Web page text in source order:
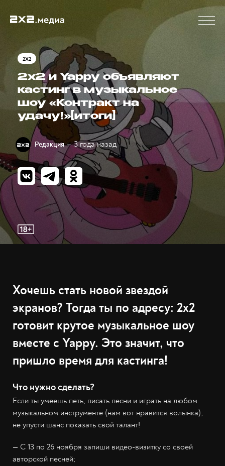
2X2
2х2 и Yappy объявляют
кастинг в музыкальное
шоу «Контракт на
удачу!»[итоги]
Редакция — 3 года назад
Хочешь стать новой звездой
экранов? Тогда ты по адресу: 2х2
готовит крутое музыкальное шоу
вместе с Yappy. Это значит, что
пришло время для кастинга!
Что нужно сделать?
Если ты умеешь петь, писать песни и играть на любом
музыкальном инструменте (нам вот нравится волынка),
не упусти шанс показать свой талант!
— С 13 по 26 ноября запиши видео-визитку со своей
авторской песней;